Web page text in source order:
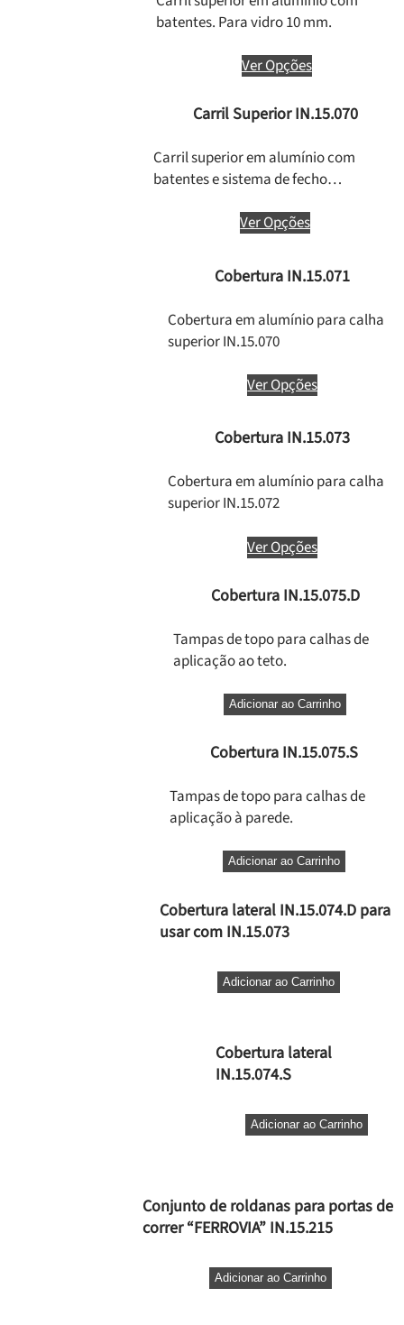
batentes. Para vidro 10 mm.
Ver Opções
Carril Superior IN.15.070
Carril superior em alumínio com
batentes e sistema de fecho…
Ver Opções
Cobertura IN.15.071
Cobertura em alumínio para calha
superior IN.15.070
Ver Opções
Cobertura IN.15.073
Cobertura em alumínio para calha
superior IN.15.072
Ver Opções
Cobertura IN.15.075.D
Tampas de topo para calhas de
aplicação ao teto.
Adicionar ao Carrinho
Cobertura IN.15.075.S
Tampas de topo para calhas de
aplicação à parede.
Adicionar ao Carrinho
Cobertura lateral IN.15.074.D para
usar com IN.15.073
Adicionar ao Carrinho
Cobertura lateral
IN.15.074.S
Adicionar ao Carrinho
Conjunto de roldanas para portas de
correr “FERROVIA” IN.15.215
Adicionar ao Carrinho